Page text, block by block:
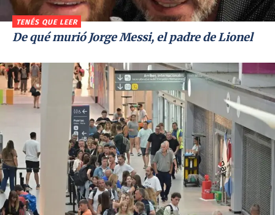
TENÉS QUE LEER
De qué murió Jorge Messi, el padre de Lionel